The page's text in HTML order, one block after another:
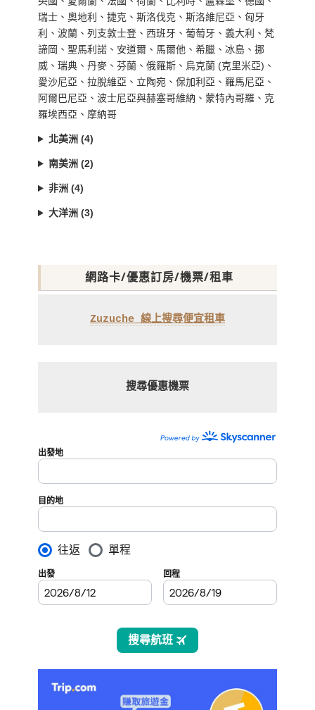
瑞士、奧地利、捷克、斯洛伐克、斯洛維尼亞、匈牙
利、波蘭、列支敦士登、西班牙、葡萄牙、義大利、梵
諦岡、聖馬利諾、安道爾、馬爾他、希臘、冰島、挪
威、瑞典、丹麥、芬蘭、俄羅斯、烏克蘭 (克里米亞)、
愛沙尼亞、拉脫維亞、立陶宛、保加利亞、羅馬尼亞、
阿爾巴尼亞、波士尼亞與赫塞哥維納、蒙特內哥羅、克
羅埃西亞、摩納哥
北美洲 (4)
南美洲 (2)
非洲 (4)
大洋洲 (3)
網路卡/優惠訂房/機票/租車
Zuzuche 線上搜尋便宜租車
搜尋優惠機票